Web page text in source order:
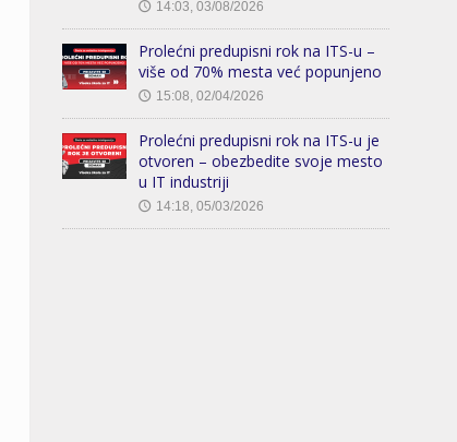
🕔 14:03, 03/08/2026
Prolećni predupisni rok na ITS-u –
više od 70% mesta već popunjeno
🕔 15:08, 02/04/2026
Prolećni predupisni rok na ITS-u je
otvoren – obezbedite svoje mesto
u IT industriji
🕔 14:18, 05/03/2026